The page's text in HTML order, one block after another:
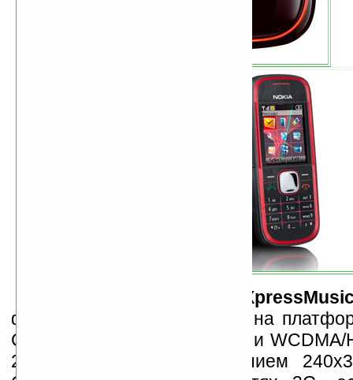
Nokia 5330
форме слайдера, работает на
Сети — GSM/GPRS/EGPRS и WCDMA/
2,4-дюймовый с разрешением